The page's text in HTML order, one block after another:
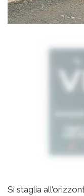
Si staglia